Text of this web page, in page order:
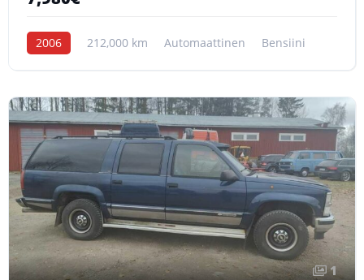
2006 212,000 km Automaattinen Bensiini
1